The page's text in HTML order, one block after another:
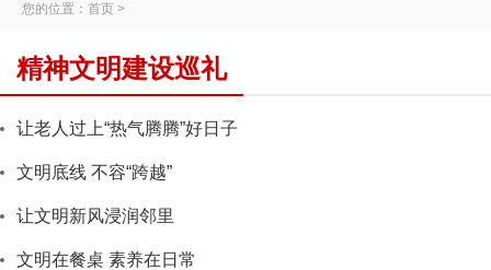
您的位置： 首页 >
精神文明建设巡礼
让老人过上“热气腾腾”好日子
文明底线 不容“跨越”
让文明新风浸润邻里
文明在餐桌 素养在日常